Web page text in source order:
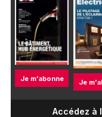
Je m'abonne Je
Accédez à